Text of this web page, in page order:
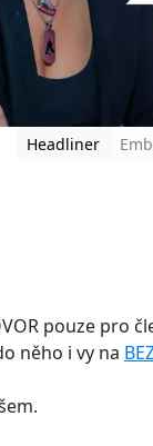
Headliner
pouze pro
něho i vy na